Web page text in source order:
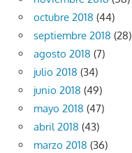
octubre 2018 (44)
septiembre 2018 (28)
agosto 2018 (7)
julio 2018 (34)
junio 2018 (49)
mayo 2018 (47)
abril 2018 (43)
marzo 2018 (36)